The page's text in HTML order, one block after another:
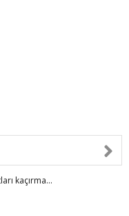
kaçırma...